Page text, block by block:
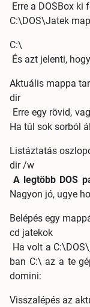
Erre a DOSBox
C:\DOS\Jatek
C:\
És azt jelenti,
Aktuális mappa
dir
Erre egy rövid,
Ha túl sok sorból
Listáztatás
dir /w
A legtöbb DOS
Nagyon jó, ugye
Belépés egy
cd jatekok
Ha volt a
ban C:\ az a te
domini:
Visszalépés az